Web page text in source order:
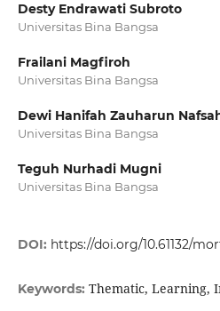
Desty Endrawati Subroto
Universitas Bina Bangsa
Frailani Magfiroh
Universitas Bina Bangsa
Dewi Hanifah Zauharun
Universitas Bina Bangsa
Teguh Nurhadi Mugni
Universitas Bina Bangsa
DOI: https://doi.org/10.61132/
Keywords: Thematic, Learning,